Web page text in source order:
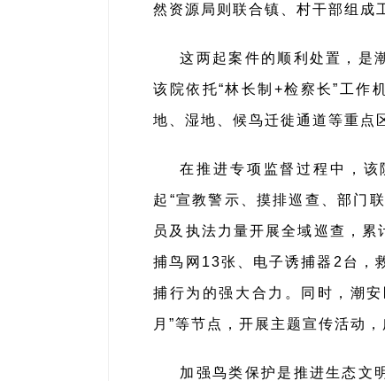
然资源局则联合镇、村干部组成
这两起案件的顺利处置，是
该院依托“林长制+检察长”工作
地、湿地、候鸟迁徙通道等重点
在推进专项监督过程中，
起“宣教警示、摸排巡查、部门
员及执法力量开展全域巡查，
捕鸟网13张、电子诱捕器2台，
捕行为的强大合力。同时，潮
月”等节点，开展主题宣传活动
加强鸟类保护是推进生态文